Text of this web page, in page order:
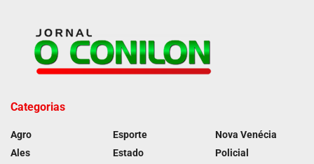
Categorias
Agro
Ales
Esporte
Estado
Nova Venécia
Policial